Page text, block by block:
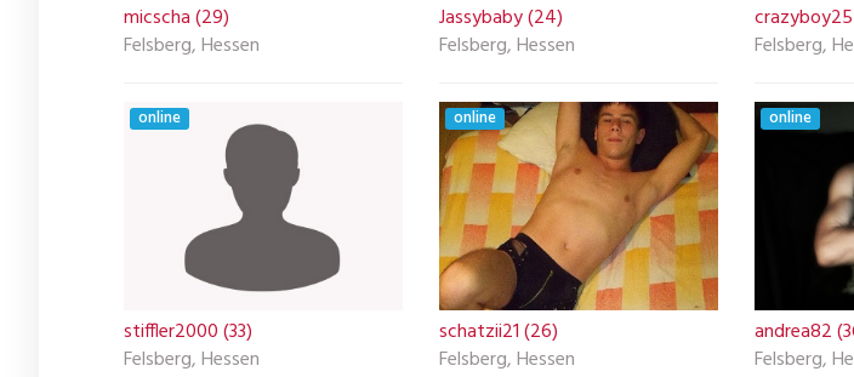
micscha (29)
Felsberg, Hessen
Jassybaby (24)
Felsberg, Hessen
Felsberg,
online
stiffler2000 (33)
Felsberg, Hessen
online
schatzii21 (26)
Felsberg, Hessen
online
andrea82
Felsberg,